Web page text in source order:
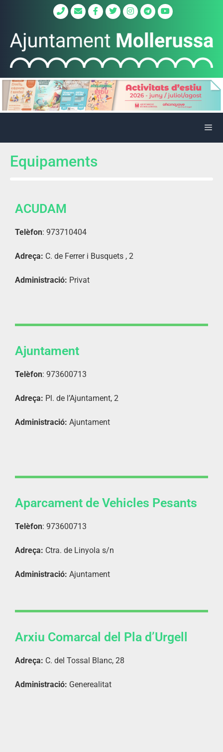
Equipaments
ACUDAM
Telèfon: 973710404
Adreça: C. de Ferrer i Busquets , 2
Administració: Privat
Ajuntament
Telèfon: 973600713
Adreça: Pl. de l’Ajuntament, 2
Administració: Ajuntament
Aparcament de Vehicles Pesants
Telèfon: 973600713
Adreça: Ctra. de Linyola s/n
Administració: Ajuntament
Arxiu Comarcal del Pla d’Urgell
Adreça: C. del Tossal Blanc, 28
Administració: Generealitat